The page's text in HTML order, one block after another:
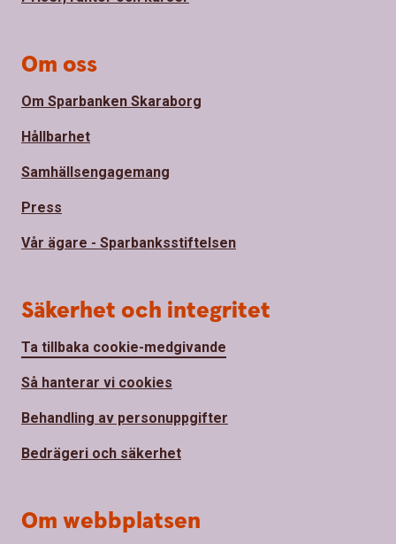
Om oss
Om Sparbanken Skaraborg
Hållbarhet
Samhällsengagemang
Press
Vår ägare - Sparbanksstiftelsen
Säkerhet och integritet
Ta tillbaka cookie-medgivande
Så hanterar vi cookies
Behandling av personuppgifter
Bedrägeri och säkerhet
Om webbplatsen